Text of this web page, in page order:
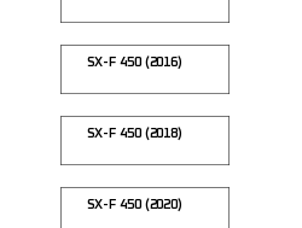
SX-F 450 (2016)
SX-F 450 (2018)
SX-F 450 (2020)